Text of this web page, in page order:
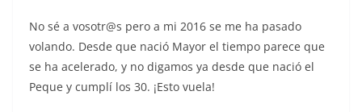
No sé a vosotr@s pero a mi 2016 se me ha pasado
volando. Desde que nació Mayor el tiempo parece que
se ha acelerado, y no digamos ya desde que nació el
Peque y cumplí los 30. ¡Esto vuela!